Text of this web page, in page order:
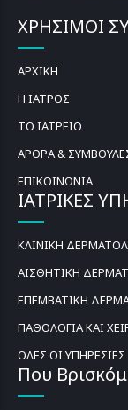
ΧΡΗΣΙΜΟΙ
ΑΡΧΙΚΗ
Η ΙΑΤΡΟΣ
ΤΟ ΙΑΤΡΕΙΟ
ΑΡΘΡΑ &
ΕΠΙΚΟΙΝΩΝΙΑ
ΙΑΤΡΙΚΕΣ
ΚΛΙΝΙΚΗ
ΑΙΣΘΗΤΙΚΗ
ΕΠΕΜΒΑΤΙΚΗ
ΠΑΘΟΛΟΓΙΑ ΚΑΙ
ΟΛΕΣ ΟΙ ΥΠΗΡΕΣΙΕΣ
Που